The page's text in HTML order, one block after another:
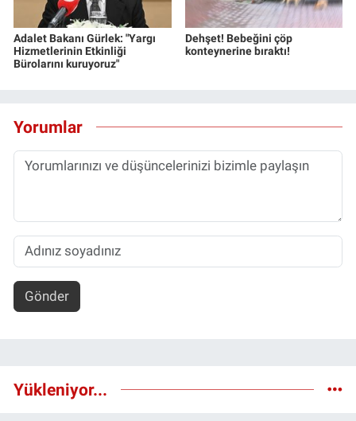
Adalet Bakanı Gürlek: "Yargı
Hizmetlerinin Etkinliği
Bürolarını kuruyoruz"
Dehşet! Bebeğini çöp
konteynerine bıraktı!
Yorumlar
Gönder
Yükleniyor...